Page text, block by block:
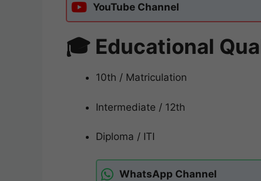
YouTube Channel
🎓 Educational
10th / Matriculation
Intermediate / 12th
Diploma / ITI
WhatsApp Channel